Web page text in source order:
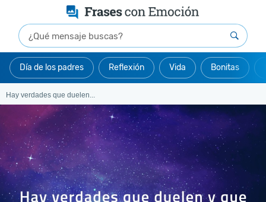
Día de los padres Reflexión Vida Bonitas
Hay verdades que duelen...